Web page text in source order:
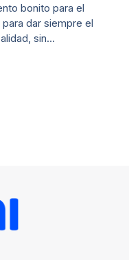
bonito para el
dar siempre el
sin…